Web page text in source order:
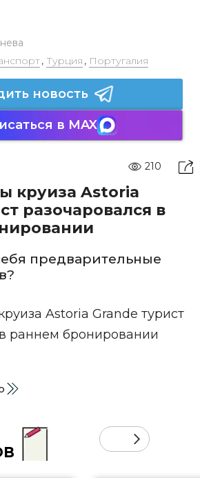
, Турция , Португалия
новость
в MAX
210
круиза Astoria
разочаровался в
предварительные